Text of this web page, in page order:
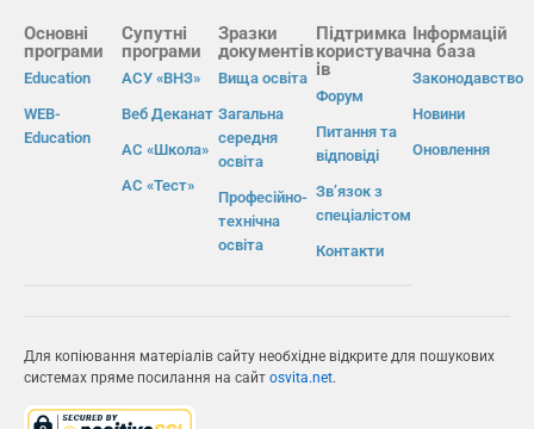
Основні
програми
Education
WEB-
Education
Супутні
програми
АСУ «ВНЗ»
Веб Деканат
АС «Школа»
АС «Тест»
Зразки
документів
Вища освіта
Загальна
середня
освіта
Професійно-
технічна
освіта
Підтримка
користувач
ів
Форум
Питання та
відповіді
Зв’язок з
спеціалістом
Контакти
Інформацій
на база
Законодавство
Новини
Оновлення
Для копіювання матеріалів сайту необхідне відкрите для пошукових
системах пряме посилання на сайт osvita.net.